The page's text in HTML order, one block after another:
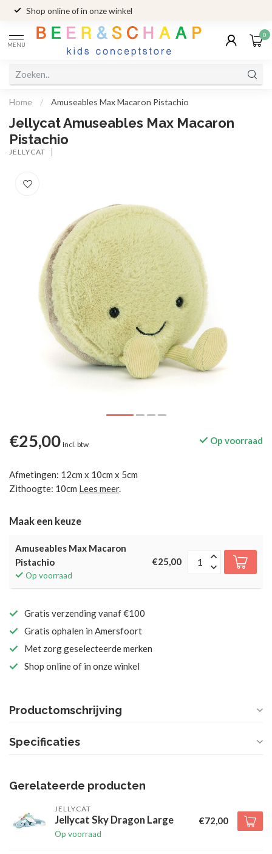
Shop online of in onze winkel
MENU
0
Home / Amuseables Max Macaron Pistachio
Jellycat Amuseables Max Macaron
Pistachio
JELLYCAT
€25,00 Incl. btw Op voorraad
Afmetingen: 12cm x 10cm x 5cm
Zithoogte: 10cm Lees meer.
Maak een keuze
Amuseables Max Macaron
Pistachio
Op voorraad
€25,00
Gratis verzending vanaf €100
Gratis ophalen in Amersfoort
Met zorg geselecteerde merken
Shop online of in onze winkel
Productomschrijving
Specificaties
Gerelateerde producten
JELLYCAT
Jellycat Sky Dragon Large
Op voorraad
€72,00